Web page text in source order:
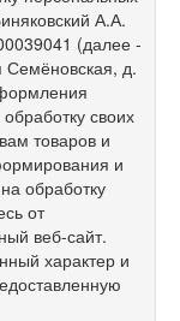
А.А.
(далее -
д.
своих
товаров и
и
обработку
от
веб-сайт.
характер и